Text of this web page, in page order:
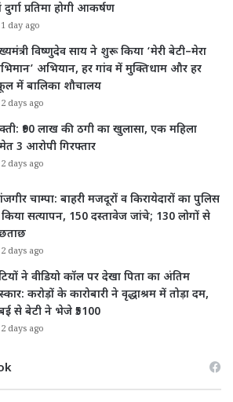
दुर्गा प्रतिमा होगी आकर्षण
1 day ago
विष्णुदेव साय ने शुरू किया ‘मेरी बेटी–मेरा
अभियान, हर गांव में मुक्तिधाम और हर
में बालिका शौचालय
2 days ago
₹90 लाख की ठगी का खुलासा, एक महिला
3 आरोपी गिरफ्तार
2 days ago
चाम्पा: बाहरी मजदूरों व किरायेदारों का पुलिस
सत्यापन, 150 दस्तावेज जांचे; 130 लोगों से
2 days ago
ने वीडियो कॉल पर देखा पिता का अंतिम
करोड़ों के कारोबारी ने वृद्धाश्रम में तोड़ा दम,
से बेटी ने भेजे ₹5100
2 days ago